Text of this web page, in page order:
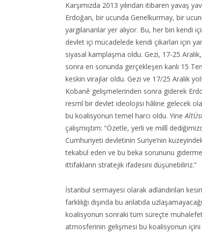
Karşımızda 2013 yılından itibaren yavaş
Erdoğan, bir ucunda Genelkurmay, bir
yargılananlar yer alıyor. Bu, her biri kendi
devlet içi mücadelede kendi çıkarları için
siyasal kamplaşma oldu. Gezi, 17-25
sonra en sonunda gerçekleşen kanlı 15
keskin virajlar oldu. Gezi ve 17/25 Aralık
Kobanê gelişmelerinden sonra giderek
resmî bir devlet ideolojisi hâline gelecek
bu koalisyonun temel harcı oldu. Yine
çalışmıştım: “Özetle, yerli ve millî
Cumhuriyeti devletinin Suriye’nin
tekabül eden ve bu beka sorununu
ittifakların stratejik ifadesini düşünebiliriz.”
İstanbul sermayesi olarak adlandırılan
farklılığı dışında bu anlatıda
koalisyonun sonraki tüm süreçte
atmosferinin gelişmesi bu koalisyonun içini